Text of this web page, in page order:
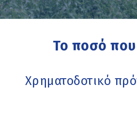
Το ποσό που
Χρηματοδοτικό